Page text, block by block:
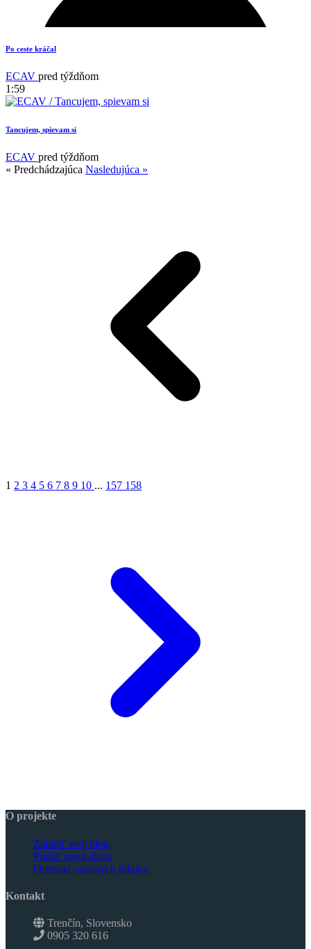
17
Po ceste kráčal
ECAV pred týždňom
1:59
Tancujem, spievam si
ECAV pred týždňom
« Predchádzajúca Nasledujúca »
1 2 3 4 5 6 7 8 9 10 ... 157 158
O projekte
Založiť svoj blog
Pridať novú akciu
Ochrana osobných údajov
Kontakt
Trenčín, Slovensko
0905 320 616